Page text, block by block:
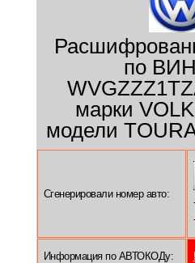
по
марки
модели
Сгенерировали номер авто:
Информация по АВТОКОДу: